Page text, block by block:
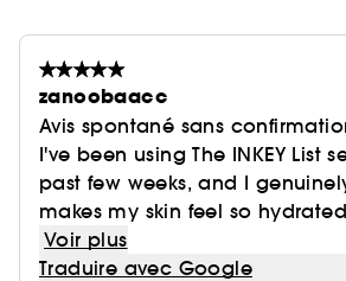
zanoobaacc
Avis spontané sans
I've been using The INKEY List
past few weeks, and I
makes my skin feel so
Voir plus
Traduire avec Google